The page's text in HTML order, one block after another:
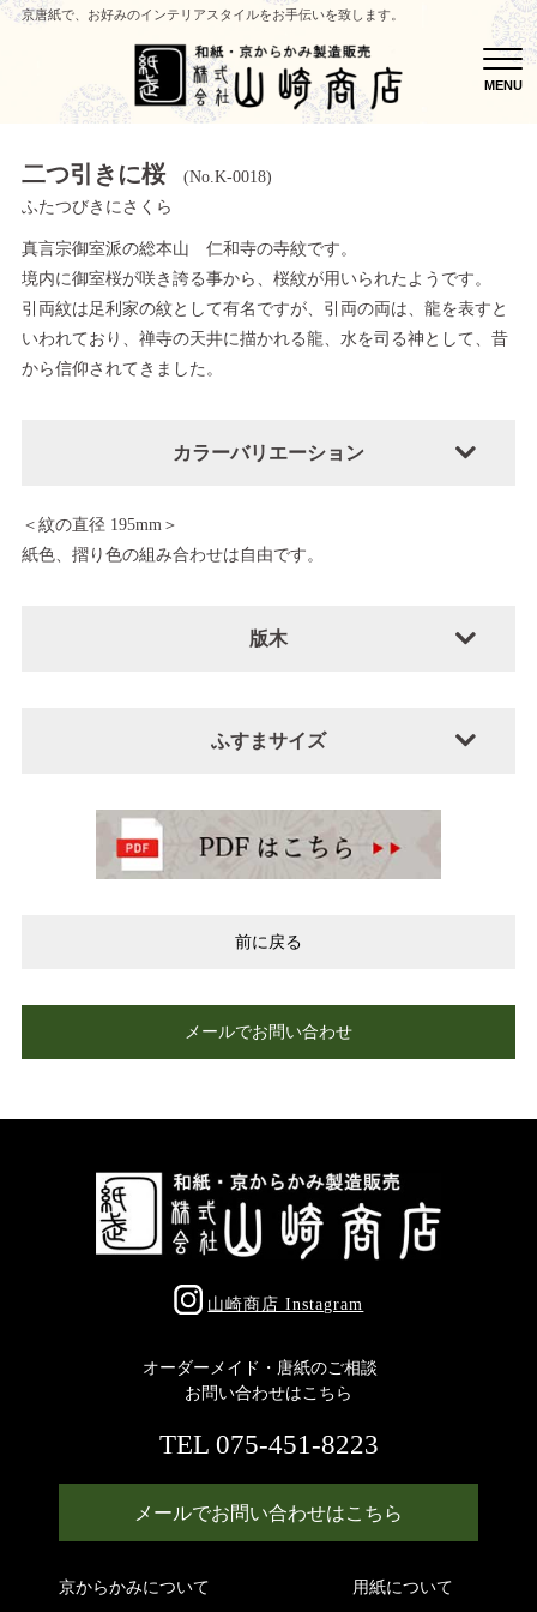
京唐紙で、お好みのインテリアスタイルをお手伝いを致します。
MENU
二つ引きに桜
(No.K-0018)
ふたつびきにさくら
真言宗御室派の総本山 仁和寺の寺紋です。
境内に御室桜が咲き誇る事から、桜紋が用いられたようです。
引両紋は足利家の紋として有名ですが、引両の両は、龍を表すと
いわれており、禅寺の天井に描かれる龍、水を司る神として、昔
から信仰されてきました。
カラーバリエーション
＜紋の直径 195mm＞
紙色、摺り色の組み合わせは自由です。
版木
ふすまサイズ
前に戻る
メールでお問い合わせ
山崎商店 Instagram
オーダーメイド・唐紙のご相談
お問い合わせはこちら
TEL 075-451-8223
メールでお問い合わせはこちら
京からかみについて 用紙について